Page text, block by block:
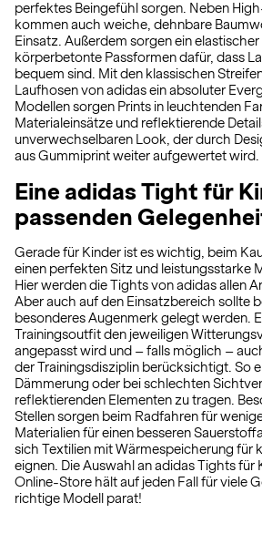
perfektes Beingefühl sorgen. Neben
kommen auch weiche, dehnbare
Einsatz. Außerdem sorgen ein elastischer
körperbetonte Passformen dafür, dass
bequem sind. Mit den klassischen
Laufhosen von adidas ein absoluter
Modellen sorgen Prints in leuchtenden
Materialeinsätze und reflektierende
unverwechselbaren Look, der durch
aus Gummiprint weiter aufgewertet wird.
Eine adidas Tight für
passenden
Gerade für Kinder ist es wichtig, beim
einen perfekten Sitz und leistungsstarke
Hier werden die Tights von adidas allen
Aber auch auf den Einsatzbereich sollte
besonderes Augenmerk gelegt werden.
Trainingsoutfit den jeweiligen
angepasst wird und – falls möglich –
der Trainingsdisziplin berücksichtigt. So
Dämmerung oder bei schlechten
reflektierenden Elementen zu tragen.
Stellen sorgen beim Radfahren für
Materialien für einen besseren
sich Textilien mit Wärmespeicherung für
eignen. Die Auswahl an adidas Tights für
Online-Store hält auf jeden Fall für viele
richtige Modell parat!